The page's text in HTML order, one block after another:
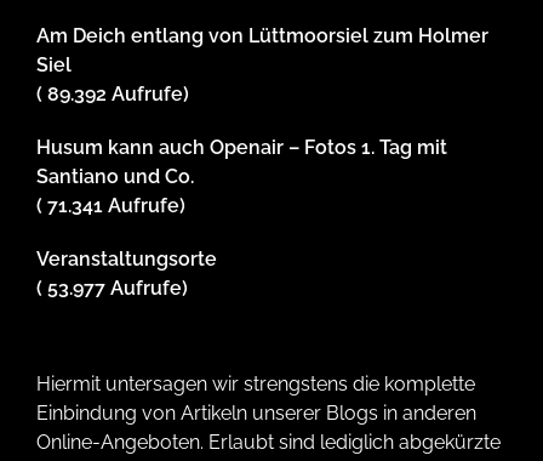
Am Deich entlang von Lüttmoorsiel zum Holmer
Siel
( 89.392 Aufrufe)
Husum kann auch Openair – Fotos 1. Tag mit
Santiano und Co.
( 71.341 Aufrufe)
Veranstaltungsorte
( 53.977 Aufrufe)
Hiermit untersagen wir strengstens die komplette
Einbindung von Artikeln unserer Blogs in anderen
Online-Angeboten. Erlaubt sind lediglich abgekürzte